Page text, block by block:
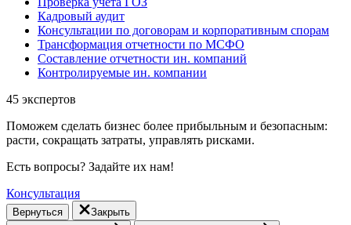
Кадровый аудит
Консультации по договорам и корпоративным спорам
Трансформация отчетности по МСФО
Составление отчетности ин. компаний
Контролируемые ин. компании
45 экспертов
Поможем сделать бизнес более прибыльным и безопасным:
расти, cокращать затраты, управлять рисками.
Есть вопросы? Задайте их нам!
Консультация
Вернуться
Закрыть